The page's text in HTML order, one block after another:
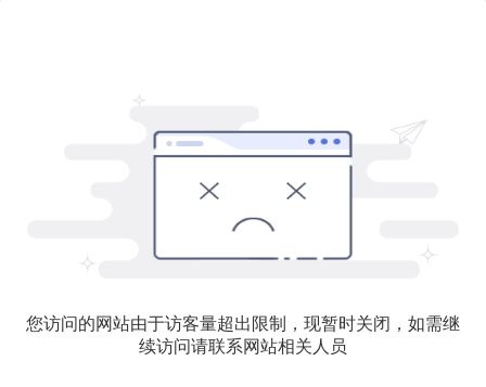
您访问的网站由于访客量超出限制，现暂时关闭，如需继
续访问请联系网站相关人员